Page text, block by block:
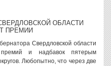
ОБЛАСТИ
ПРЕМИИ
Свердловской области
и надбавок пятерым
Любопытно, что через две